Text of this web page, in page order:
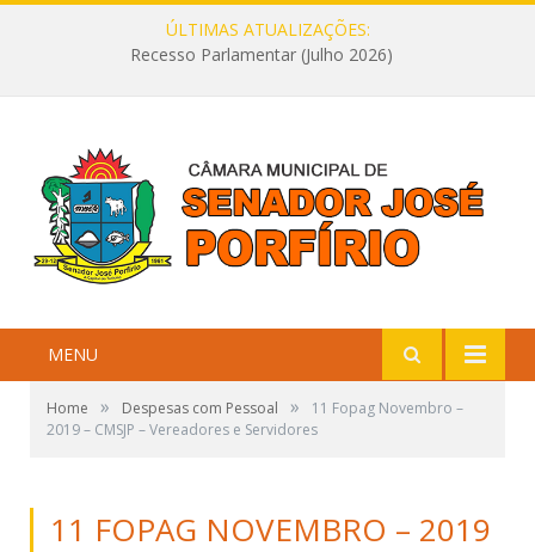
ÚLTIMAS ATUALIZAÇÕES:
Recesso Parlamentar (Julho 2026)
MENU
Home » Despesas com Pessoal »
11 Fopag Novembro –
2019 – CMSJP – Vereadores e Servidores
11 FOPAG NOVEMBRO – 2019